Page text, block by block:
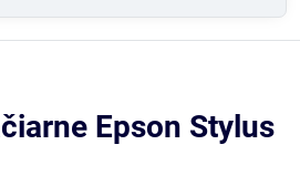
Epson Stylus